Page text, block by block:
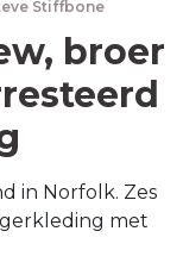
Stiffbone
broer
in Norfolk. Zes
met